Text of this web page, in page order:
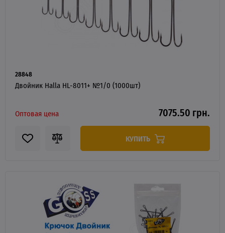
28848
Двойник Halla HL-8011+ №1/0 (1000шт)
Оптовая цена 7075.50 грн.
КУПИТЬ